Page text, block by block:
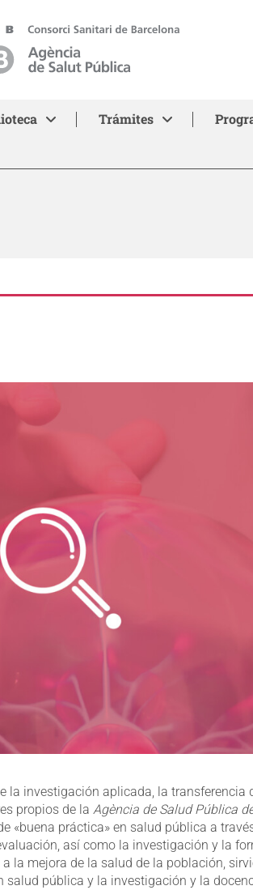
Trámites
la investigación aplicada, la transferencia
propios de la Agència de Salud Pública
«buena práctica» en salud pública a
así como la investigación y la
la mejora de la salud de la población,
salud pública y la investigación y la